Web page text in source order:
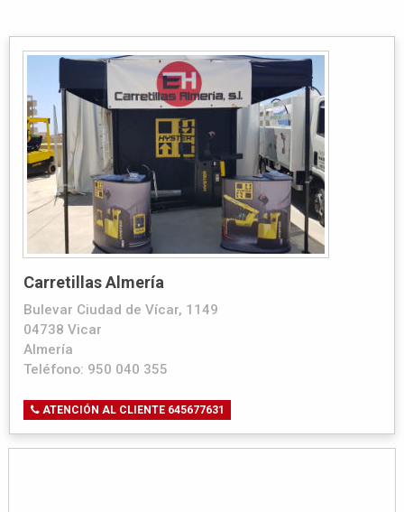
Carretillas Almería
Bulevar Ciudad de Vícar, 1149
04738 Vicar
Almería
Teléfono: 950 040 355
ATENCIÓN AL CLIENTE 645677631